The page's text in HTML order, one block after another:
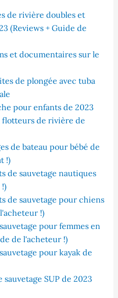
de rivière doubles et
(Reviews + Guide de
et documentaires sur le
de plongée avec tuba
pour enfants de 2023
flotteurs de rivière de
de bateau pour bébé de
!)
de sauvetage nautiques
de sauvetage pour chiens
!)
pour femmes en
de l'acheteur !)
pour kayak de
SUP de 2023